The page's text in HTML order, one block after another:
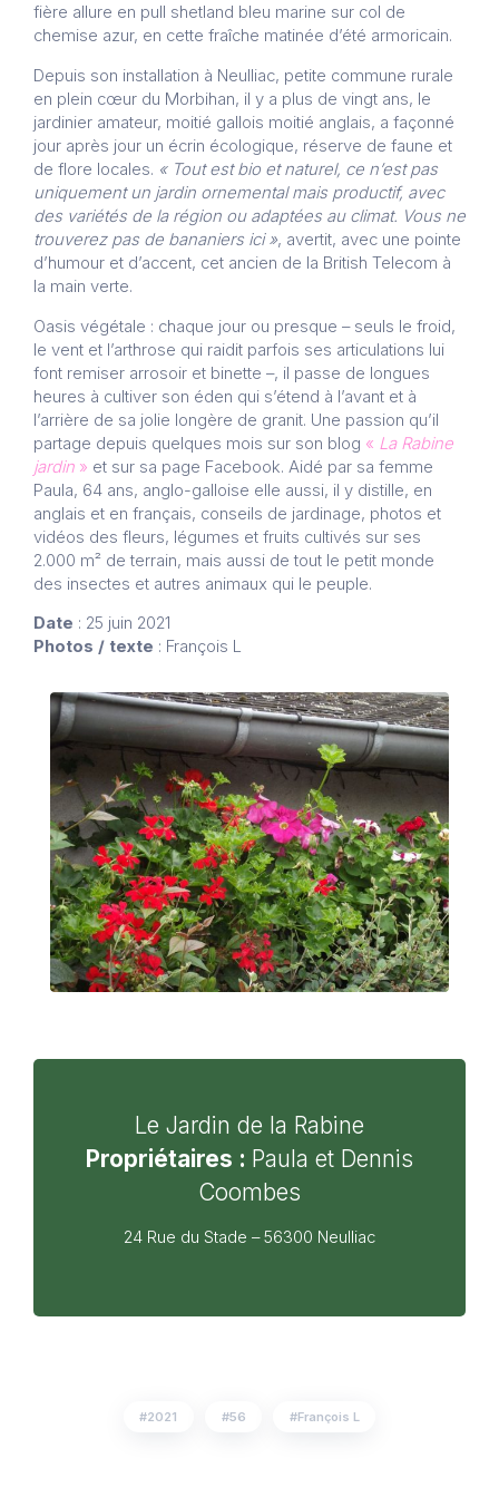
fière allure en pull shetland bleu marine sur col de
chemise azur, en cette fraîche matinée d’été armoricain.
Depuis son installation à Neulliac, petite commune rurale
en plein cœur du Morbihan, il y a plus de vingt ans, le
jardinier amateur, moitié gallois moitié anglais, a façonné
jour après jour un écrin écologique, réserve de faune et
de flore locales. « Tout est bio et naturel, ce n’est pas
uniquement un jardin ornemental mais productif, avec
des variétés de la région ou adaptées au climat. Vous ne
trouverez pas de bananiers ici », avertit, avec une pointe
d’humour et d’accent, cet ancien de la British Telecom à
la main verte.
Oasis végétale : chaque jour ou presque – seuls le froid,
le vent et l’arthrose qui raidit parfois ses articulations lui
font remiser arrosoir et binette –, il passe de longues
heures à cultiver son éden qui s’étend à l’avant et à
l’arrière de sa jolie longère de granit. Une passion qu’il
partage depuis quelques mois sur son blog « La Rabine
jardin » et sur sa page Facebook. Aidé par sa femme
Paula, 64 ans, anglo-galloise elle aussi, il y distille, en
anglais et en français, conseils de jardinage, photos et
vidéos des fleurs, légumes et fruits cultivés sur ses
2.000 m² de terrain, mais aussi de tout le petit monde
des insectes et autres animaux qui le peuple.
Date : 25 juin 2021
Photos / texte : François L
Le Jardin de la Rabine
Propriétaires : Paula et Dennis
Coombes
24 Rue du Stade – 56300 Neulliac
2021 56 François L